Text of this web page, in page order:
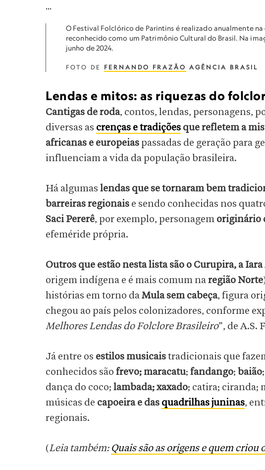
O Festival Folclórico de Parintins é realizado anualmente
reconhecido como um Patrimônio Cultural do Brasil. Na
junho de 2024.
FOTO DE FERNANDO FRAZÃO AGÊNCIA BRASIL
Lendas e mitos: as riquezas do
Cantigas de roda, contos, lendas, personagens,
diversas as crenças e tradições que refletem a
africanas e europeias passadas de geração para
influenciam a vida da população brasileira.
Há algumas lendas que se tornaram bem
barreiras regionais e sendo conhecidas nos
Saci Pererê, por exemplo, personagem originário
efeméride própria.
Outros que estão nesta lista são o Curupira, a
origem indígena e é mais comum naregião Norte
histórias em torno daMula sem cabeça, figura
chegou ao país pelos colonizadores, conforme
Melhores Lendas do Folclore Brasileiro”, de A.S.
Já entre os estilos musicaistradicionais que
conhecidos são frevo; maracatu; fandango; baião
dança do coco; lambada; xaxado; catira; ciranda;
músicas de capoeira e das quadrilhas juninas,
regionais.
(Leia também: Quais são as origens e quem criou